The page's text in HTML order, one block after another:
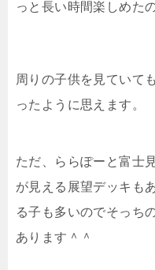
っと長い時間楽しめた
周りの子供を見ていて
ったように思えます。
ただ、ららぽーと富士
が見える展望デッキも
る子も多いのでそっち
あります＾＾